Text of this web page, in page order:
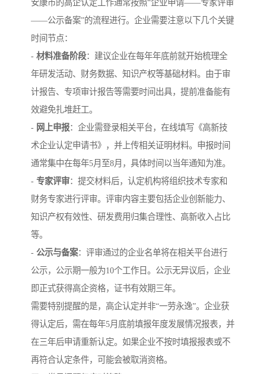
安康市的高企认定工作通常按照“企业申请——专家评审
——公示备案”的流程进行。企业需要注意以下几个关键
时间节点：
- 材料准备阶段：建议企业在每年年底前就开始梳理全
年研发活动、财务数据、知识产权等基础材料。由于审
计报告、专项审计报告等需要时间出具，提前准备能有
效避免扎堆赶工。
- 网上申报：企业需登录相关平台，在线填写《高新技
术企业认定申请书》，并上传相关证明材料。申报时间
通常集中在每年5月至8月，具体时间以当年通知为准。
- 专家评审：提交材料后，认定机构将组织技术专家和
财务专家进行评审。评审内容主要包括企业创新能力、
知识产权有效性、研发费用归集合理性、高新收入占比
等。
- 公示与备案：评审通过的企业名单将在相关平台进行
公示，公示期一般为10个工作日。公示无异议后，企业
即正式获得高企资格，证书有效期三年。
需要特别提醒的是，高企认定并非“一劳永逸”。企业获
得认定后，需在每年5月底前填报年度发展情况报表，并
在三年后申请重新认定。如果企业不按时填报报表或不
再符合认定条件，可能会被取消资格。